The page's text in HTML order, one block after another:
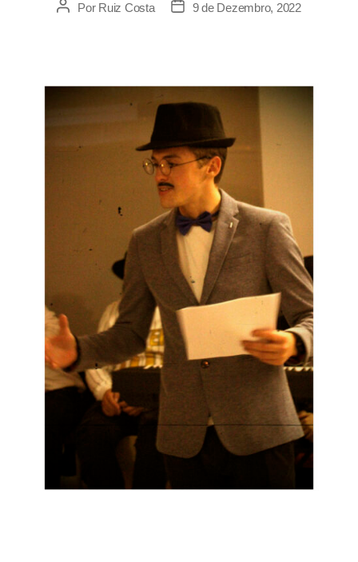
Por Ruiz Costa 9 de Dezembro, 2022